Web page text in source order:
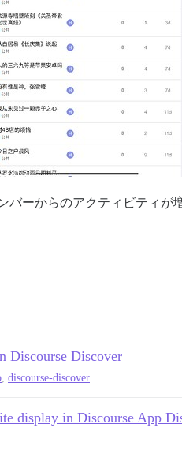
バーからのアクティビティが
Discourse Discover
, discourse-discover
display in Discourse App